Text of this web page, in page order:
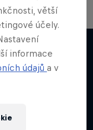
větší
účely.
informace
údajůa v